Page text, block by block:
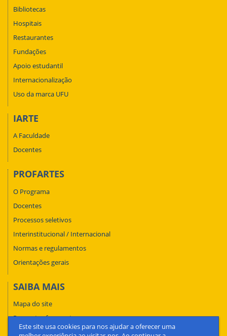
Este site usa cookies para nos ajudar a oferecer uma
Bibliotecas
Hospitais
Restaurantes
Fundações
Apoio estudantil
Internacionalização
Uso da marca UFU
IARTE
A Faculdade
Docentes
PROFARTES
O Programa
Docentes
Processos seletivos
Interinstitucional / Internacional
Normas e regulamentos
Orientações gerais
SAIBA MAIS
Mapa do site
Perguntas frequentes
Fale conosco